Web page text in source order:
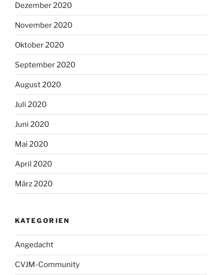
Dezember 2020
November 2020
Oktober 2020
September 2020
August 2020
Juli 2020
Juni 2020
Mai 2020
April 2020
März 2020
KATEGORIEN
Angedacht
CVJM-Community